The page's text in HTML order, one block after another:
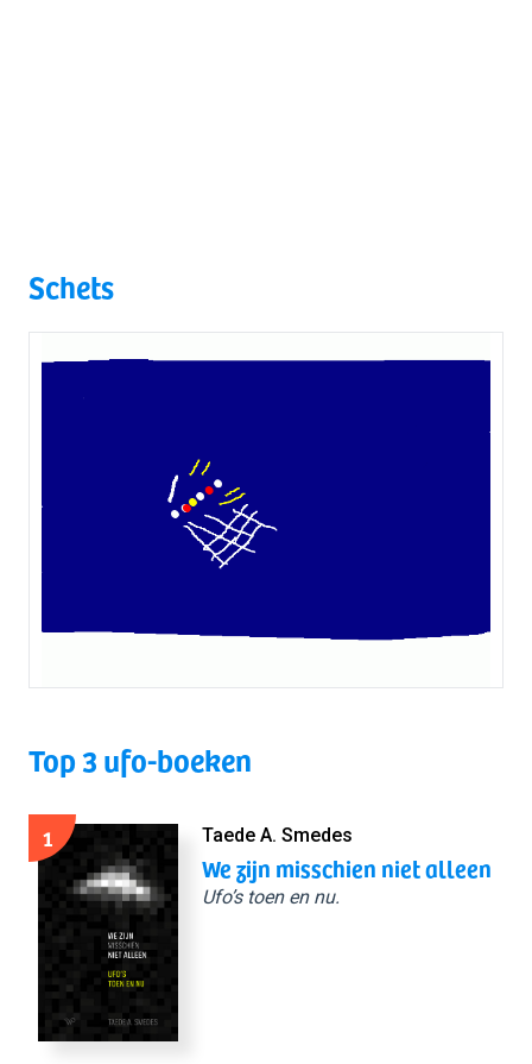
Schets
Top 3 ufo-boeken
1 Taede A. Smedes
We zijn misschien niet alleen
Ufo’s toen en nu.